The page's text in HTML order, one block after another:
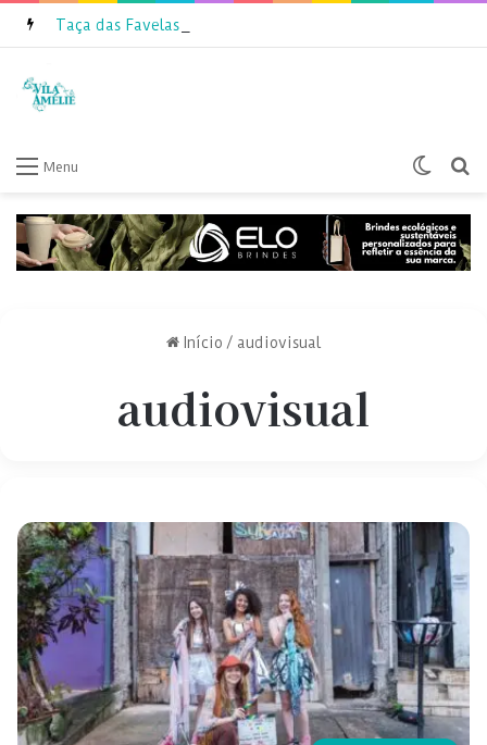
Taça das Favelas Amazonas 2026 inicia inscrições
Menu
Início / audiovisual
audiovisual